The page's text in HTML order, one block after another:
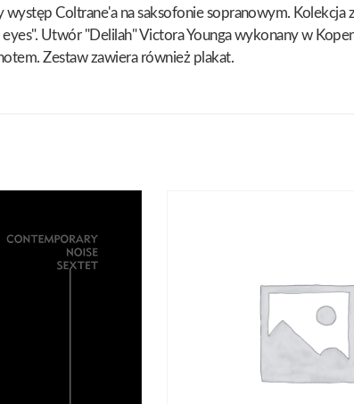
występ Coltrane'a na saksofonie sopranowym.
Utwór "Delilah" Victora Younga wykonany w
Zestaw zawiera również plakat.